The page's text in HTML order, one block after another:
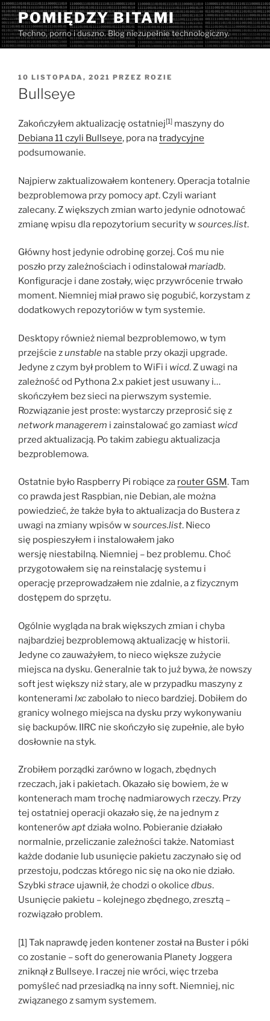
Przejdź
do
treści
POMIĘDZY BITAMI
Techno, porno i duszno. Blog niezupełnie technologiczny.
OPUBLIKOWANE
W
10 LISTOPADA, 2021 PRZEZ ROZIE
Bullseye
Zakończyłem aktualizację ostatniej[1] maszyny do
Debiana 11 czyli Bullseye, pora natradycyjne
podsumowanie.
Najpierw zaktualizowałem kontenery. Operacja totalnie
bezproblemowa przy pomocyapt. Czyli wariant
zalecany. Z większych zmian warto jedynie odnotować
zmianę wpisu dla repozytorium security wsources.list.
Główny host jedynie odrobinę gorzej. Coś mu nie
poszło przy zależnościach i odinstalowałmariadb.
Konfiguracje i dane zostały, więc przywrócenie trwało
moment. Niemniej miał prawo się pogubić, korzystam z
dodatkowych repozytoriów w tym systemie.
Desktopy również niemal bezproblemowo, w tym
przejście zunstable na stable przy okazji upgrade.
Jedyne z czym był problem to WiFi i wicd. Z uwagi na
zależność od Pythona 2.x pakiet jest usuwany i…
skończyłem bez sieci na pierwszym systemie.
Rozwiązanie jest proste: wystarczy przeprosić się z
network managerem i zainstalować go zamiast wicd
przed aktualizacją. Po takim zabiegu aktualizacja
bezproblemowa.
Ostatnie było Raspberry Pi robiące za router GSM. Tam
co prawda jest Raspbian, nie Debian, ale można
powiedzieć, że także była to aktualizacja do Bustera z
uwagi na zmiany wpisów wsources.list. Nieco
się pospieszyłem i instalowałem jako
wersję niestabilną. Niemniej – bez problemu. Choć
przygotowałem się na reinstalację systemu i
operację przeprowadzałem nie zdalnie, a z fizycznym
dostępem do sprzętu.
Ogólnie wygląda na brak większych zmian i chyba
najbardziej bezproblemową aktualizację w historii.
Jedyne co zauważyłem, to nieco większe zużycie
miejsca na dysku. Generalnie tak to już bywa, że nowszy
soft jest większy niż stary, ale w przypadku maszyny z
kontenerami lxczabolało to nieco bardziej. Dobiłem do
granicy wolnego miejsca na dysku przy wykonywaniu
się backupów. IIRC nie skończyło się zupełnie, ale było
dosłownie na styk.
Zrobiłem porządki zarówno w logach, zbędnych
rzeczach, jak i pakietach. Okazało się bowiem, że w
kontenerach mam trochę nadmiarowych rzeczy. Przy
tej ostatniej operacji okazało się, że na jednym z
kontenerówaptdziała wolno. Pobieranie działało
normalnie, przeliczanie zależności także. Natomiast
każde dodanie lub usunięcie pakietu zaczynało się od
przestoju, podczas którego nic się na oko nie działo.
Szybki strace ujawnił, że chodzi o okolice dbus.
Usunięcie pakietu – kolejnego zbędnego, zresztą –
rozwiązało problem.
[1] Tak naprawdę jeden kontener został na Buster i póki
co zostanie – soft do generowania Planety Joggera
zniknął z Bullseye. I raczej nie wróci, więc trzeba
pomyśleć nad przesiadką na inny soft. Niemniej, nic
związanego z samym systemem.